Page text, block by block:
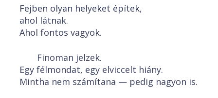
Fejben olyan helyeket építek,
ahol látnak.
Ahol fontos vagyok.
Finoman jelzek.
Egy félmondat, egy elviccelt hiány.
Mintha nem számítana — pedig nagyon is.